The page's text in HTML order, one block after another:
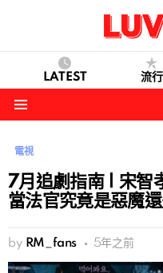
LATEST 流行
電視
7月追劇指南 | 宋智
當法官究竟是惡魔還
by RM_fans 5年之前